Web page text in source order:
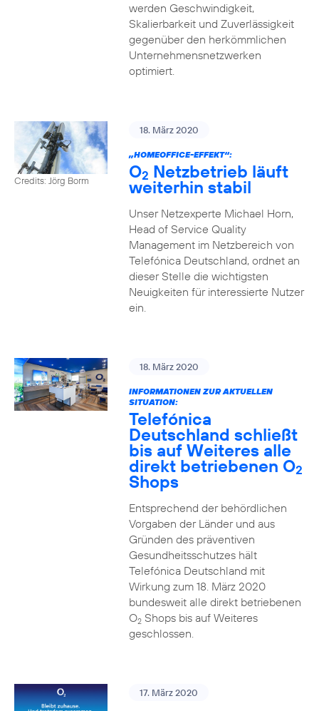
werden Geschwindigkeit,
Skalierbarkeit und Zuverlässigkeit
gegenüber den herkömmlichen
Unternehmensnetzwerken
optimiert.
Credits: Jörg Borm
18. März 2020
„HOMEOFFICE-EFFEKT“:
O2 Netzbetrieb läuft
weiterhin stabil
Unser Netzexperte Michael Horn,
Head of Service Quality
Management im Netzbereich von
Telefónica Deutschland, ordnet an
dieser Stelle die wichtigsten
Neuigkeiten für interessierte Nutzer
ein.
18. März 2020
INFORMATIONEN ZUR AKTUELLEN
SITUATION:
Telefónica
Deutschland schließt
bis auf Weiteres alle
direkt betriebenen O2
Shops
Entsprechend der behördlichen
Vorgaben der Länder und aus
Gründen des präventiven
Gesundheitsschutzes hält
Telefónica Deutschland mit
Wirkung zum 18. März 2020
bundesweit alle direkt betriebenen
O2Shops bis auf Weiteres
geschlossen.
17. März 2020